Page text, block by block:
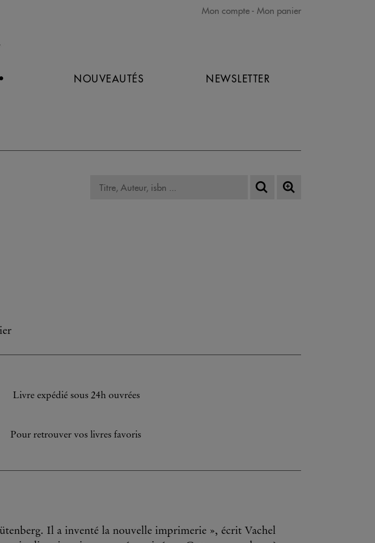
Mon compte Mon panier
NOUVEAUTÉS NEWSLETTER
Livre expédié sous 24h ouvrées
Pour retrouver vos livres favoris
Il a inventé la nouvelle imprimerie », écrit Vachel